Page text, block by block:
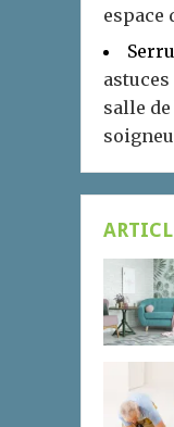
espace
salle